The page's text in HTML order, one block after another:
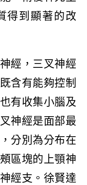
得到顯著的改
經，三叉神經
含有能夠控制
有收集小腦及
神經是面部最
分別為分布在
區塊的上顎神
經支。徐賢達